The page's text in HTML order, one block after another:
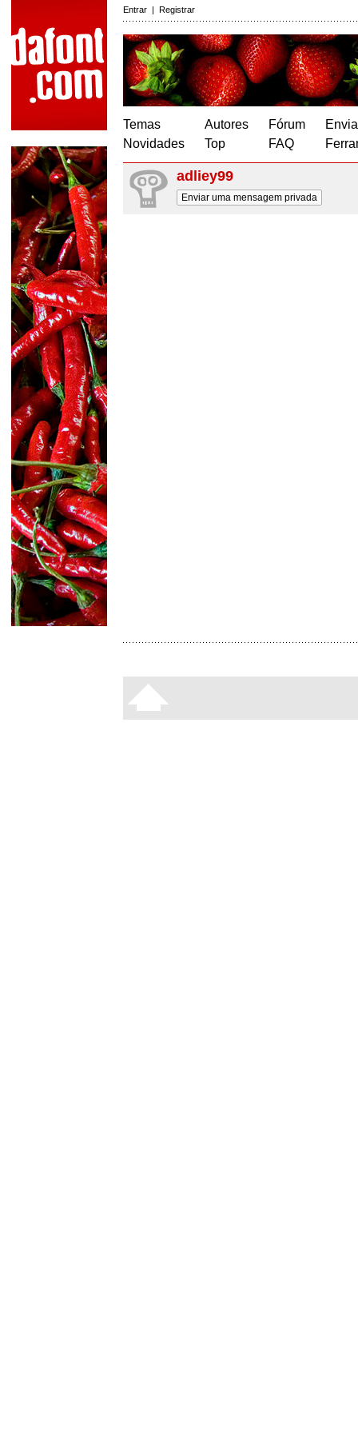
Entrar | Registrar
Temas
Novidades
Autores
Top
Fórum
FAQ
adliey99
Enviar uma mensagem privada